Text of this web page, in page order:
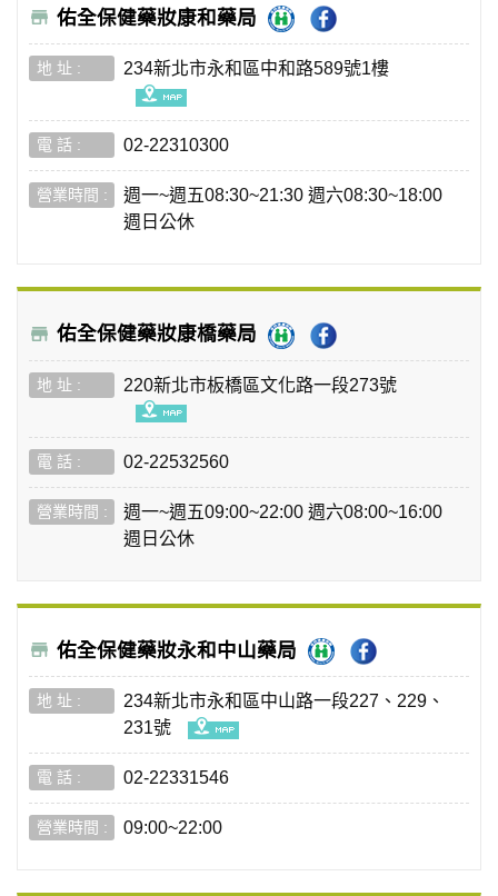
佑全保健藥妝康和藥局
234新北市永和區中和路589號1樓
02-22310300
週一~週五08:30~21:30 週六08:30~18:00
週日公休
佑全保健藥妝康橋藥局
220新北市板橋區文化路一段273號
02-22532560
週一~週五09:00~22:00 週六08:00~16:00
週日公休
佑全保健藥妝永和中山藥局
234新北市永和區中山路一段227、229、
231號
02-22331546
09:00~22:00